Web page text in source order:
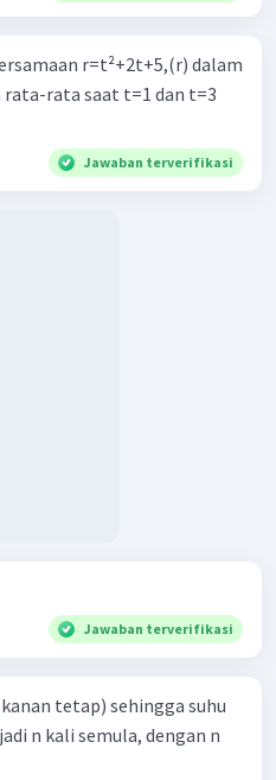
r=t²+2t+5,(r) dalam
rata saat t=1 dan t=3
Jawaban terverifikasi
Jawaban terverifikasi
tetap) sehingga suhu
n kali semula, dengan n